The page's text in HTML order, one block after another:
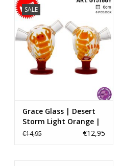
SALE
Grace Glass | Desert
Storm Light Orange |
Glow in the Dark
€14,95 €12,95